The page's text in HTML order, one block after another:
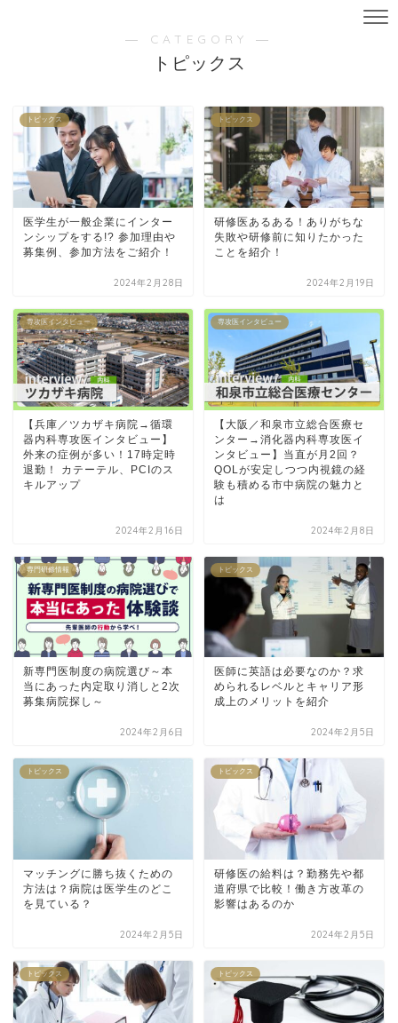
― CATEGORY ―
トピックス
トピックス
医学生が一般企業にインター
ンシップをする!? 参加理由や
募集例、参加方法をご紹介！
2024年2月28日
トピックス
研修医あるある！ありがちな
失敗や研修前に知りたかった
ことを紹介！
2024年2月19日
専攻医インタビュー
【兵庫／ツカザキ病院→循環
器内科専攻医インタビュー】
外来の症例が多い！17時定時
退勤！ カテーテル、PCIのス
キルアップ
2024年2月16日
専攻医インタビュー
【大阪／和泉市立総合医療セ
ンター→消化器内科専攻医イ
ンタビュー】当直が月2回？
QOLが安定しつつ内視鏡の経
験も積める市中病院の魅力と
は
2024年2月8日
専門研修情報
新専門医制度の病院選び～本
当にあった内定取り消しと2次
募集病院探し～
2024年2月6日
トピックス
医師に英語は必要なのか？求
められるレベルとキャリア形
成上のメリットを紹介
2024年2月5日
トピックス
マッチングに勝ち抜くための
方法は？病院は医学生のどこ
を見ている？
2024年2月5日
トピックス
研修医の給料は？勤務先や都
道府県で比較！働き方改革の
影響はあるのか
2024年2月5日
トピックス トピックス